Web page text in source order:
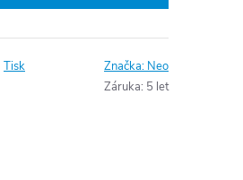
Tisk Značka: Neo
Záruka: 5 let